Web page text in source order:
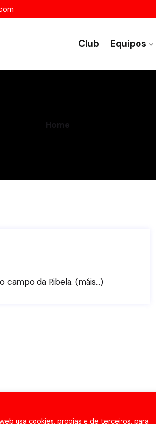
Club Equipos
Home
campo da Ribela. (máis…)
usa cookies, propias e de terceiros, para